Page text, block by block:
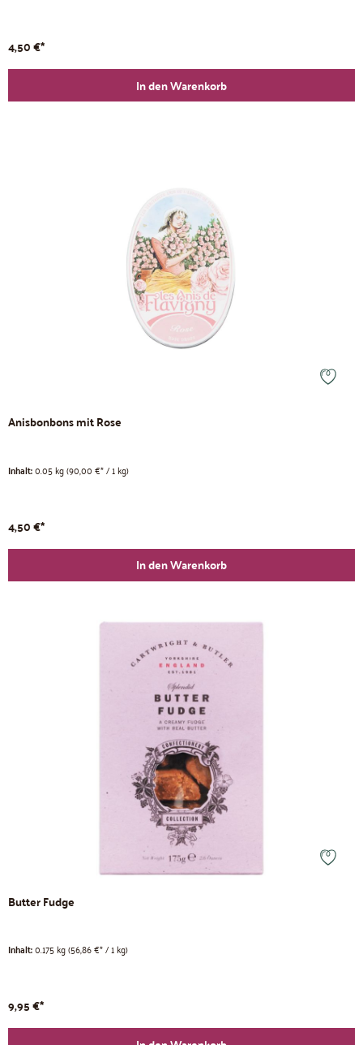
4,50 €*
In den Warenkorb
Anisbonbons mit Rose
Inhalt:0.05 kg(90,00 €* / 1 kg)
4,50 €*
In den Warenkorb
Butter Fudge
Inhalt:0.175 kg(56,86 €* / 1 kg)
9,95 €*